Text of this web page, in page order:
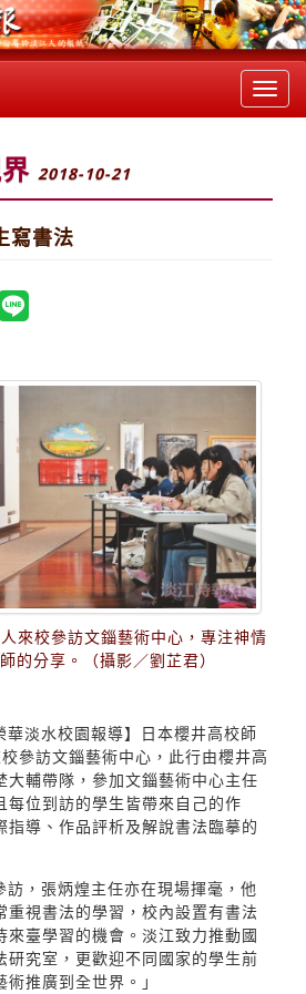
2018-10-21
寫書法
來校參訪文錙藝術中心，專注神情
的分享。（攝影／劉芷君）
華淡水校園報導】日本櫻井高校師
參訪文錙藝術中心，此行由櫻井高
大輔帶隊，參加文錙藝術中心主任
每位到訪的學生皆帶來自己的作
指導、作品評析及解說書法臨摹的
訪，張炳煌主任亦在現場揮毫，他
重視書法的學習，校內設置有書法
來臺學習的機會。淡江致力推動國
研究室，更歡迎不同國家的學生前
推廣到全世界。」